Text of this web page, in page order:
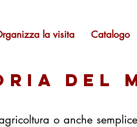
la visita Catalogo
del
o anche